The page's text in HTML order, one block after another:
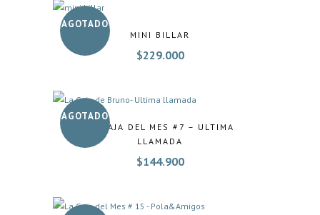
AGOTADO
MINI BILLAR
$229.000
AGOTADO
LA CAJA DEL MES #7 – ULTIMA
LLAMADA
$144.900